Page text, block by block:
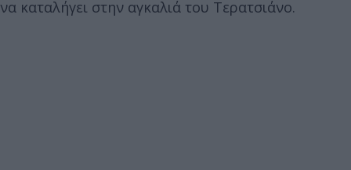
να καταλήγει στην αγκαλιά του Τερατσιάνο.